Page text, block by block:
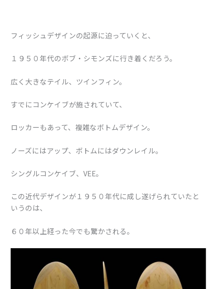
フィッシュデザインの起源に迫っていくと、
１９５０年代のボブ・シモンズに行き着くだろう。
広く大きなテイル、ツインフィン。
すでにコンケイブが施されていて、
ロッカーもあって、複雑なボトムデザイン。
ノーズにはアップ、ボトムにはダウンレイル。
シングルコンケイブ、VEE。
この近代デザインが１９５０年代に成し遂げられていたと
いうのは、
６０年以上経った今でも驚かされる。